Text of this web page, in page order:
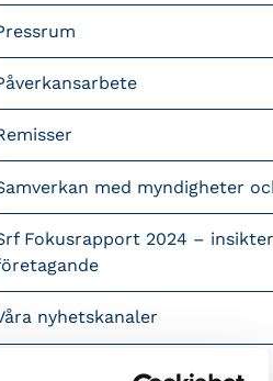
med myndigheter
Fokusrapport 2024 –
nyhetskanaler
Tidningen Konsulten